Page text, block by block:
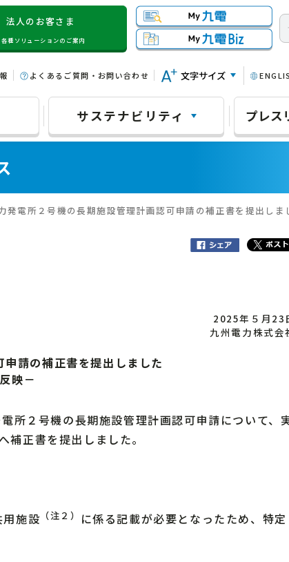
法人のお客さま
種ソリューションのご案内
よくあるご質問・お問い合わせ 文字サイズ
サステナビリティ プレス
発電所２号機の長期施設管理計画認可申請の補正書を提出しま
2025年５月23
九州電力株式会
請の補正書を提出しました
映－
所２号機の長期施設管理計画認可申請について、
正書を提出しました。
施設 （注２）
に係る記載が必要となったため、特定